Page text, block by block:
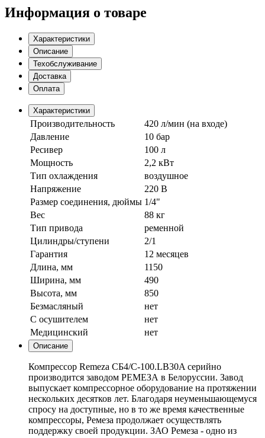
Информация о товаре
Характеристики
Описание
Техобслуживание
Доставка
Оплата
Характеристики
Производительность
420 л/мин (на входе)
Давление
10 бар
Ресивер
100 л
Мощность
2,2 кВт
Тип охлаждения
воздушное
Напряжение
220 В
Размер соединения, дюймы 1/4"
Вес
88 кг
Тип привода
ременной
Цилиндры/ступени
2/1
Гарантия
12 месяцев
Длина, мм
1150
Ширина, мм
490
Высота, мм
850
Безмасляный
нет
С осушителем
нет
Медицинский
нет
Описание
Компрессор Remeza СБ4/С-100.LB30A серийно
производится заводом РЕМЕЗА в Белоруссии. Завод
выпускает компрессорное оборудование на протяжении
нескольких десятков лет. Благодаря неуменьшающемуся
спросу на доступные, но в то же время качественные
компрессоры, Ремеза продолжает осуществлять
поддержку своей продукции. ЗАО Ремеза - одно из